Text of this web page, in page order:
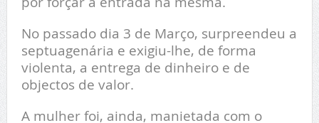
No passado dia 3 de Março, surpreendeu a
septuagenária e exigiu-lhe, de forma
violenta, a entrega de dinheiro e de
objectos de valor.
A mulher foi, ainda, manietada com o